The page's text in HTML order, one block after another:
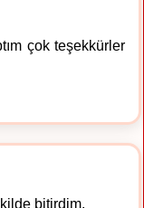
çok teşekkürler
bitirdim.